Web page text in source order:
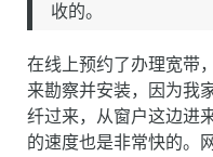
收的。
在线上预约了办理宽带
来勘察并安装，因为我
纤过来，从窗户这边进
的速度也是非常快的。